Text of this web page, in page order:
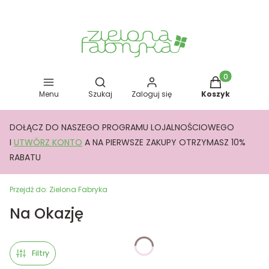
Menu
Otwórz wyszukiwarkę
Szukaj Zaloguj się
Produkty w
Koszyk
DOŁĄCZ DO NASZEGO PROGRAMU LOJALNOŚCIOWEGO
I UTWÓRZ KONTO A NA PIERWSZE ZAKUPY OTRZYMASZ 10%
RABATU
Przejdź do: Zielona Fabryka
Na Okazję
Filtry